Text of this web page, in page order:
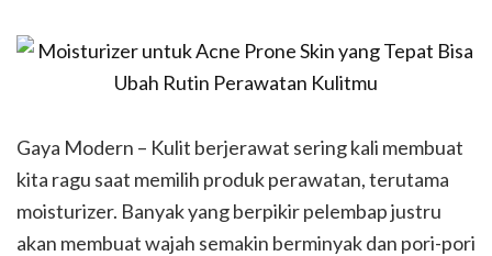
Gaya Modern – Kulit berjerawat sering kali membuat
kita ragu saat memilih produk perawatan, terutama
moisturizer. Banyak yang berpikir pelembap justru
akan membuat wajah semakin berminyak dan pori-pori